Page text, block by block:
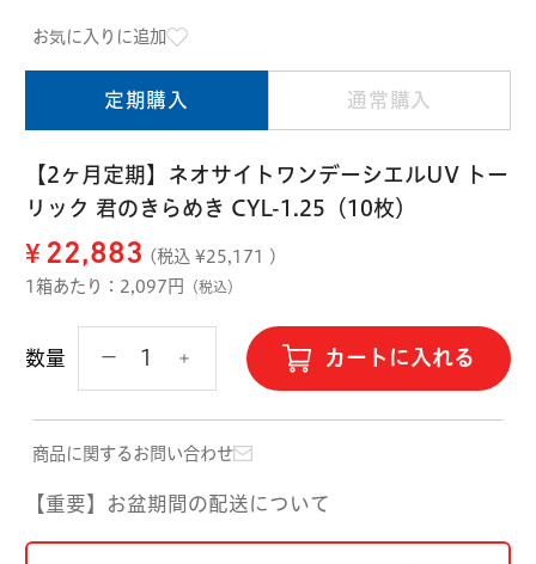
お気に入りに追加
定期購入 通常購入
【2ヶ月定期】ネオサイトワンデーシエルUV トー
リック 君のきらめき CYL-1.25（10枚）
¥ 22,883 (税込 ¥25,171 )
1箱あたり：2,097円
（税込）
数量 カートに入れる
商品に関するお問い合わせ
【重要】お盆期間の配送について